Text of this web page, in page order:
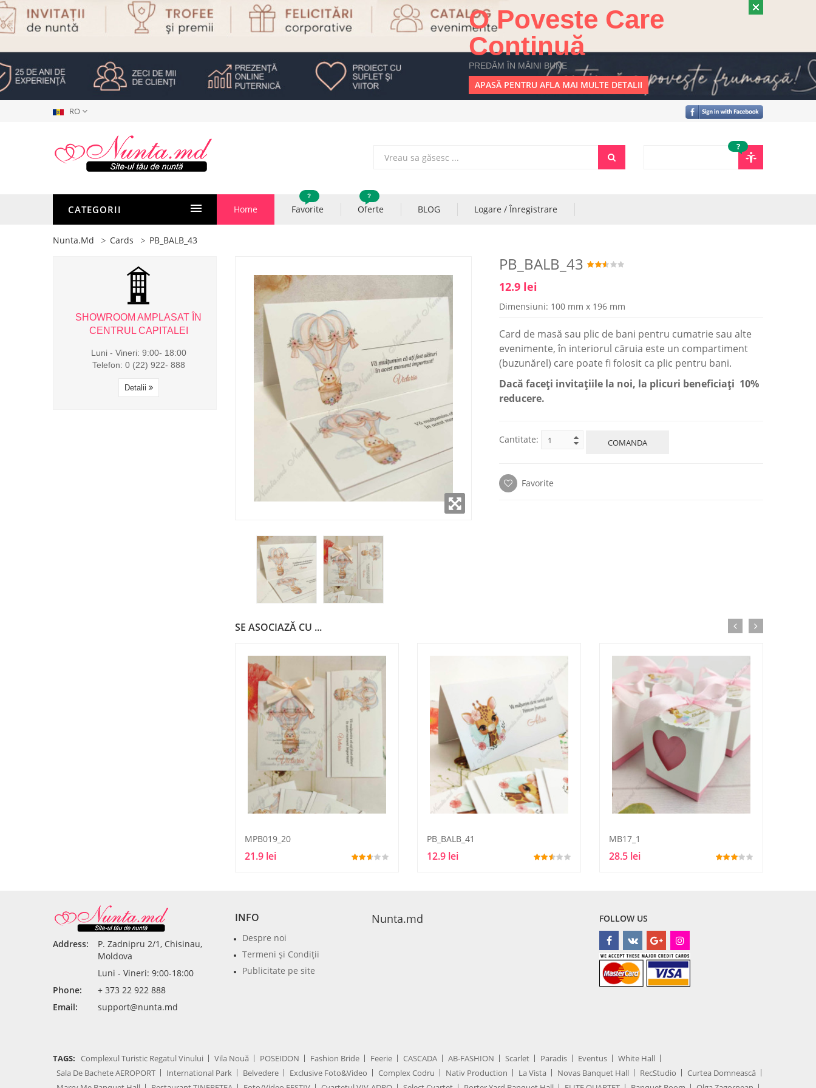
O Poveste Care
Continuă
PREDĂM ÎN MÂINI BUNE
APASĂ PENTRU AFLA MAI MULTE DETALII
RO
?
CATEGORII Home Favorite
?
Oferte
?
BLOG Logare / Înregistrare
Nunta.md Cards PB_BALB_43
PB_BALB_43
12.9 lei
Dimensiuni: 100 mm x 196 mm
Card de masă sau plic de bani pentru cumatrie sau alte
evenimente, în interiorul căruia este un compartiment
(buzunărel) care poate fi folosit ca plic pentru bani.
Dacă faceţi invitaţiile la noi, la plicuri beneficiaţi 10%
reducere.
Cantitate: COMANDA
Favorite
SE ASOCIAZĂ CU ...
MPB019_20
21.9 lei
PB_BALB_41
12.9 lei
MB17_1
28.5 lei
SHOWROOM AMPLASAT ÎN
CENTRUL CAPITALEI
Luni - Vineri: 9:00- 18:00
Telefon: 0 (22) 922- 888
Detalii
SHOWROOM AMPLASAT ÎN
CENTRUL CAPITALEI
Luni - Vineri: 9:00- 18:00
Telefon: 0 (22) 922- 888
Detalii
SHOWROOM AMPLASAT ÎN
CENTRUL CAPITALEI
Luni - Vineri: 9:00- 18:00
Telefon: 0 (22) 922- 888
Address:
P. Zadnipru 2/1, Chisinau,
Moldova
Luni - Vineri: 9:00-18:00
Phone:
+ 373 22 922 888
Email:
support@nunta.md
INFO
Despre noi
Termeni şi Condiţii
Publicitate pe site
Nunta.md FOLLOW US
TAGS: Complexul Turistic Regatul Vinului Vila Nouă POSEIDON Fashion Bride Feerie CASCADA AB-FASHION Scarlet Paradis Eventus
White Hall
Sala De Bachete AEROPORT
International Park Belvedere Exclusive Foto&Video Complex Codru Nativ Production La Vista Novas Banquet Hall RecStudio
Curtea Domnească